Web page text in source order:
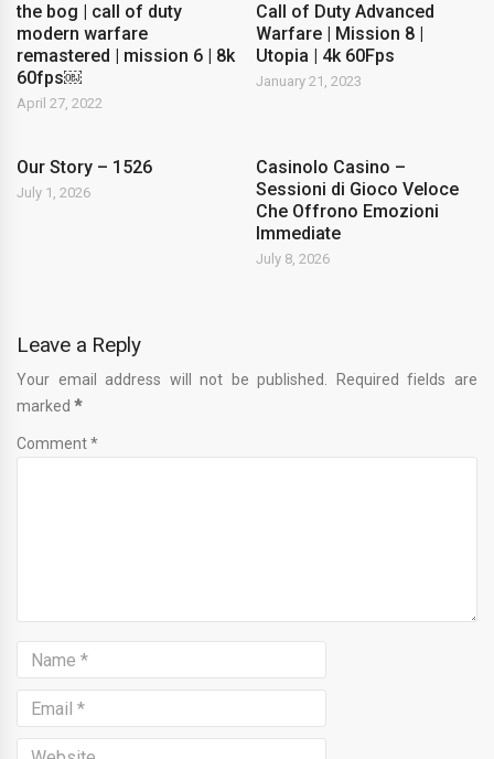
the bog | call of duty
modern warfare
remastered | mission 6 | 8k
60fps￼
April 27, 2022
Call of Duty Advanced
Warfare | Mission 8 |
Utopia | 4k 60Fps
January 21, 2023
Our Story – 1526
July 1, 2026
Casinolo Casino –
Sessioni di Gioco Veloce
Che Offrono Emozioni
Immediate
July 8, 2026
Leave a Reply
Your email address will not be published. Required fields are
marked *
Comment *